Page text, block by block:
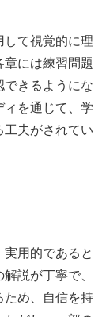
して視覚的に理
には練習問題
できるようにな
ィを通じて、学
工夫がされてい
用的であると
説が丁寧で、
ため、自信を持